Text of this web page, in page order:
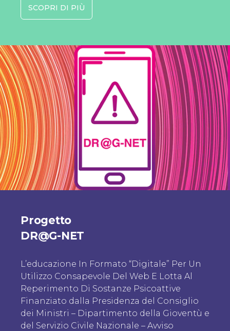
SCOPRI DI PIÙ
Progetto
DR@G-NET
L’educazione In Formato “Digitale” Per Un
Utilizzo Consapevole Del Web E Lotta Al
Reperimento Di Sostanze Psicoattive
Finanziato dalla Presidenza del Consiglio
dei Ministri – Dipartimento della Gioventù e
del Servizio Civile Nazionale – Avviso